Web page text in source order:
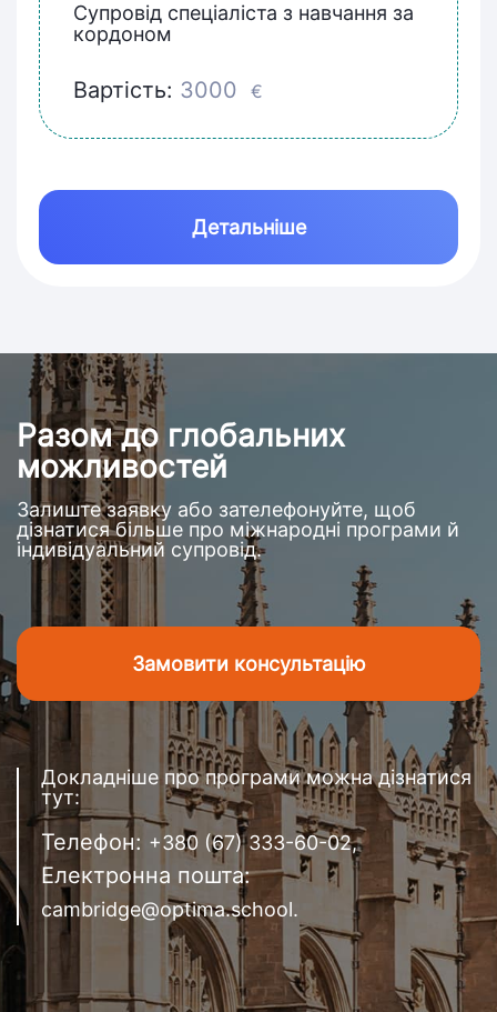
Супровід спеціаліста з навчання за
кордоном
Вартість: 3000 €
Детальніше
Разом до глобальних
можливостей
Залиште заявку або зателефонуйте, щоб
дізнатися більше про міжнародні програми й
індивідуальний супровід.
Замовити консультацію
Докладніше про програми можна дізнатися
тут:
Телефон: +380 (67) 333-60-02,
Електронна пошта:
cambridge@optima.school.